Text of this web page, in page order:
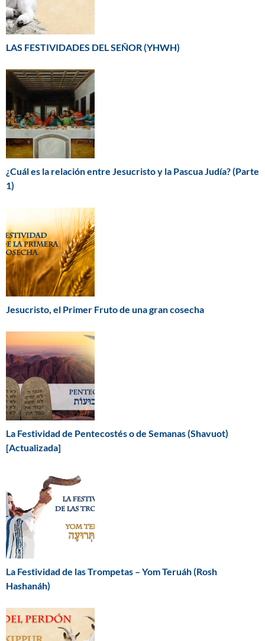
LAS FESTIVIDADES DEL SEÑOR (YHWH)
¿Cuál es la relación entre Jesucristo y la Pascua Judía? (Parte
1)
Jesucristo, el Primer Fruto de una gran cosecha
La Festividad de Pentecostés o de Semanas (Shavuot)
[Actualizada]
La Festividad de las Trompetas – Yom Teruáh (Rosh
Hashanáh)